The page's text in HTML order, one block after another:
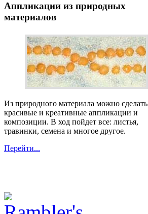
Аппликации из природных
материалов
Из природного материала можно сделать
красивые и креативные аппликации и
композиции. В ход пойдет все: листья,
травинки, семена и многое другое.
Перейти...